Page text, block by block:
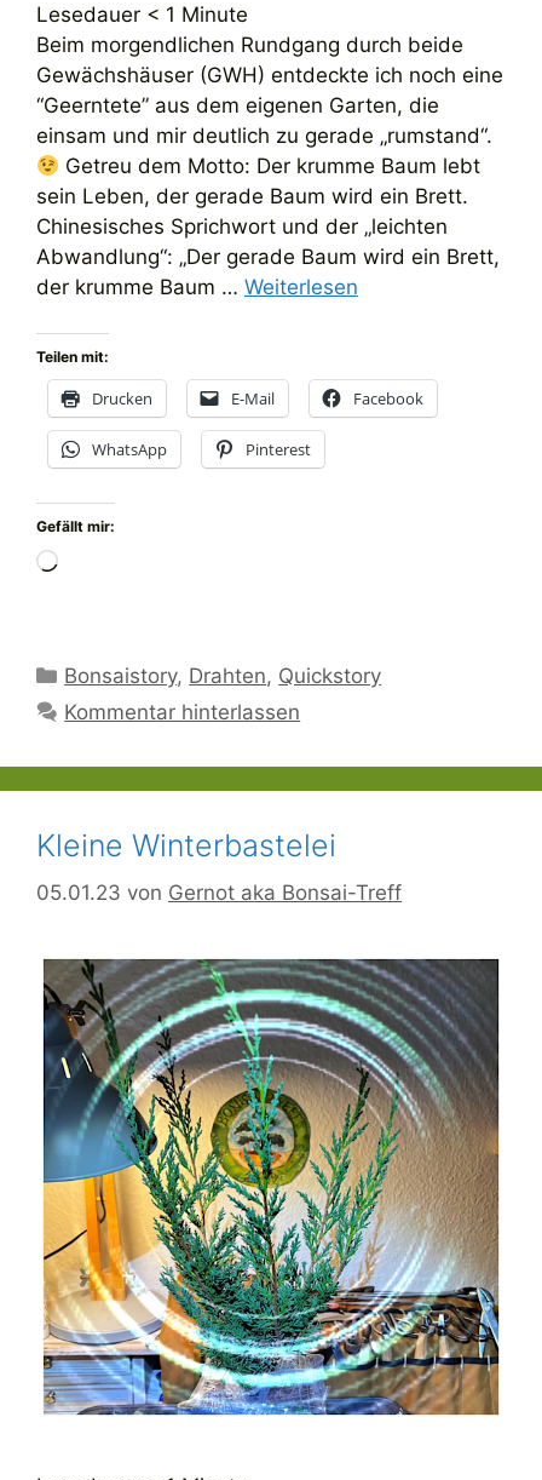
Lesedauer < 1 Minute
Beim morgendlichen Rundgang durch beide
Gewächshäuser (GWH) entdeckte ich noch eine
“Geerntete” aus dem eigenen Garten, die
einsam und mir deutlich zu gerade „rumstand“.
Getreu dem Motto: Der krumme Baum lebt
sein Leben, der gerade Baum wird ein Brett.
Chinesisches Sprichwort und der „leichten
Abwandlung“: „Der gerade Baum wird ein Brett,
der krumme Baum … Weiterlesen
Teilen mit:
Drucken E-Mail Facebook
WhatsApp Pinterest
Gefällt mir:
Wird
Kategorien
Bonsaistory, Drahten, Quickstory
Kommentar hinterlassen
Kleine Winterbastelei
05.01.23 von Gernot aka Bonsai-Treff